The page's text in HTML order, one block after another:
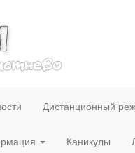
Дистанционный
Каникулы